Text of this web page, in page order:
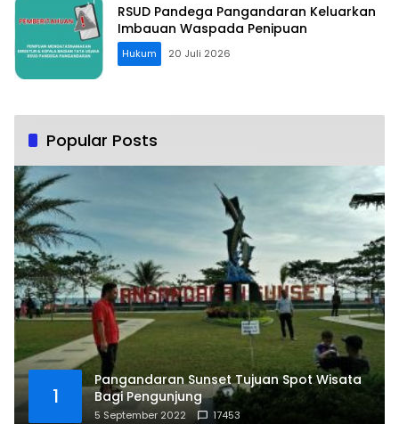
RSUD Pandega Pangandaran Keluarkan
Imbauan Waspada Penipuan
Hukum 20 Juli 2026
Popular Posts
1
Pangandaran Sunset Tujuan Spot Wisata
Bagi Pengunjung
5 September 2022 17453